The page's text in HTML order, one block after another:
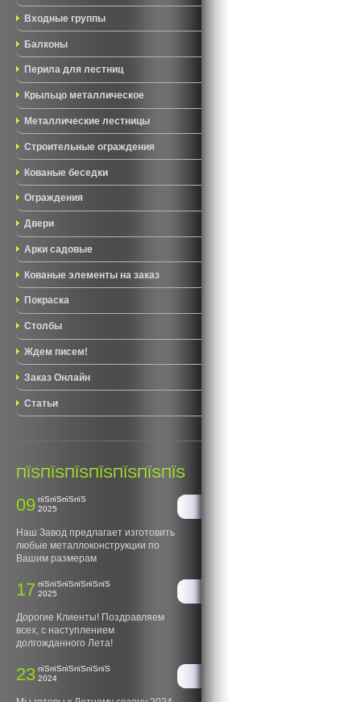
Входные группы
Балконы
Перила для лестниц
Крыльцо металлическое
Металлические лестницы
Строительные ограждения
Кованые беседки
Ограждения
Двери
Арки садовые
Кованые элементы на заказ
Покраска
Столбы
Ждем писем!
Заказ Онлайн
Статьи
ПЇЅПЇЅПЇЅПЇЅПЇЅПЇЅПЇЅ
09 пїЅпїЅпїЅпїЅ
2025
Наш Завод предлагает изготовить
любые металлоконструкции по
Вашим размерам
17 пїЅпїЅпїЅпїЅпїЅпїЅ
2025
Дорогие Клиенты! Поздравляем
всех, с наступлением
долгожданного Лета!
23 пїЅпїЅпїЅпїЅпїЅпїЅ
2024